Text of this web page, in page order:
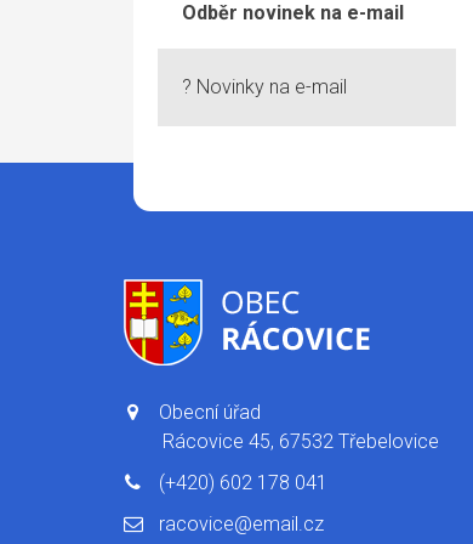
Odběr novinek na e-mail
? Novinky na e-mail
Obecní úřad
Rácovice 45, 67532 Třebelovice
(+420) 602 178 041
racovice@email.cz